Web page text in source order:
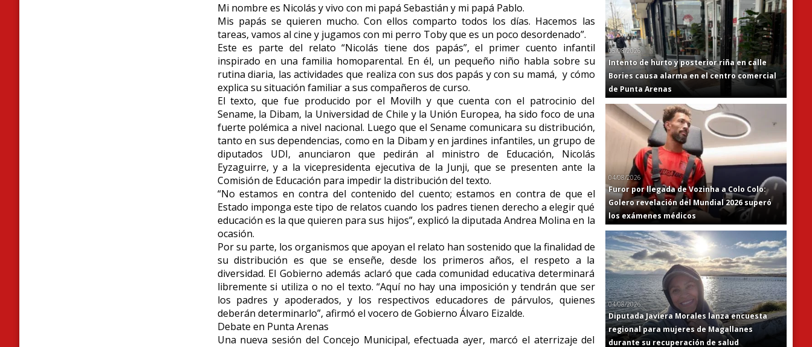
Mi nombre es Nicolás y vivo con mi papá Sebastián y mi papá Pablo.
Mis papás se quieren mucho. Con ellos comparto todos los días. Hacemos las
tareas, vamos al cine y jugamos con mi perro Toby que es un poco desordenado”.
Este es parte del relato “Nicolás tiene dos papás”, el primer cuento infantil
inspirado en una familia homoparental. En él, un pequeño niño habla sobre su
rutina diaria, las actividades que realiza con sus dos papás y con su mamá, y cómo
explica su situación familiar a sus compañeros de curso.
El texto, que fue producido por el Movilh y que cuenta con el patrocinio del
Sename, la Dibam, la Universidad de Chile y la Unión Europea, ha sido foco de una
fuerte polémica a nivel nacional. Luego que el Sename comunicara su distribución,
tanto en sus dependencias, como en la Dibam y en jardines infantiles, un grupo de
diputados UDI, anunciaron que pedirán al ministro de Educación, Nicolás
Eyzaguirre, y a la vicepresidenta ejecutiva de la Junji, que se presenten ante la
Comisión de Educación para impedir la distribución del texto.
“No estamos en contra del contenido del cuento; estamos en contra de que el
Estado imponga este tipo de relatos cuando los padres tienen derecho a elegir qué
educación es la que quieren para sus hijos”, explicó la diputada Andrea Molina en la
ocasión.
Por su parte, los organismos que apoyan el relato han sostenido que la finalidad de
su distribución es que se enseñe, desde los primeros años, el respeto a la
diversidad. El Gobierno además aclaró que cada comunidad educativa determinará
libremente si utiliza o no el texto. “Aquí no hay una imposición y tendrán que ser
los padres y apoderados, y los respectivos educadores de párvulos, quienes
deberán determinarlo”, afirmó el vocero de Gobierno Álvaro Eizalde.
Debate en Punta Arenas
Una nueva sesión del Concejo Municipal, efectuada ayer, marcó el aterrizaje del
05/08/2026
Intento de hurto y posterior riña en calle
Bories causa alarma en el centro comercial
de Punta Arenas
04/08/2026
Furor por llegada de Vozinha a Colo Colo:
Golero revelación del Mundial 2026 superó
los exámenes médicos
04/08/2026
Diputada Javiera Morales lanza encuesta
regional para mujeres de Magallanes
durante su recuperación de salud